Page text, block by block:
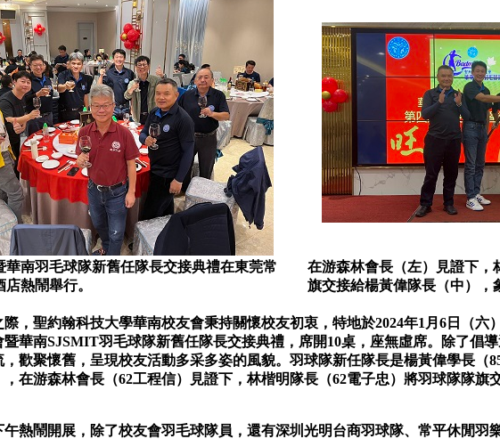
華南羽毛球隊新舊任隊長交接典禮在東莞常
熱鬧舉行。
在游森林會長（左）見證下，
旗交接給楊黃偉隊長（中），
聖約翰科技大學華南校友會秉持關懷校友初衷，特地於2024年1月6日（六
暨華南SJSMIT羽毛球隊新舊任隊長交接典禮，席開10桌，座無虛席。除了倡
歡聚懷舊，呈現校友活動多采多姿的風貌。羽球隊新任隊長是楊黃偉學長（
，在游森林會長（62工程信）見證下，林楷明隊長（62電子忠）將羽球隊隊旗
鬧開展，除了校友會羽毛球隊員，還有深圳光明台商羽球隊、常平休閒羽